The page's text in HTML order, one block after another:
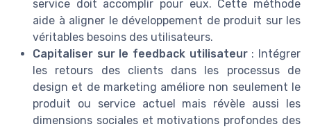
service doit accomplir pour eux. Cette méthode
aide à aligner le développement de produit sur les
véritables besoins des utilisateurs.
Capitaliser sur le feedback utilisateur: Intégrer
les retours des clients dans les processus de
design et de marketing améliore non seulement le
produit ou service actuel mais révèle aussi les
dimensions sociales et motivations profondes des